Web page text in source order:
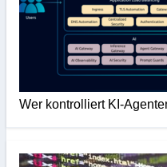
Wer kontrolliert KI-